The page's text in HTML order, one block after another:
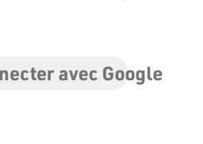
avec Google